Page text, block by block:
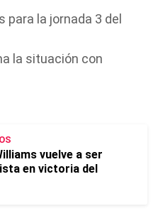
para la jornada 3 del
la situación con
vuelve a ser
en victoria del